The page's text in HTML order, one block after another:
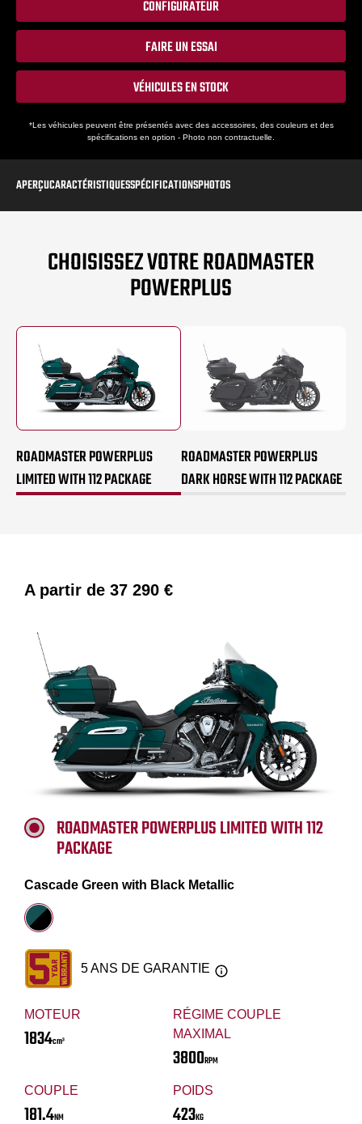
CONFIGURATEUR
FAIRE UN ESSAI
VÉHICULES EN STOCK
*Les véhicules peuvent être présentés avec des accessoires, des couleurs et des
spécifications en option - Photo non contractuelle.
APERÇUCARACTÉRISTIQUESSPÉCIFICATIONSPHOTOS
CHOISISSEZ VOTRE ROADMASTER
POWERPLUS
ROADMASTER POWERPLUS
LIMITED WITH 112 PACKAGE
ROADMASTER POWERPLUS
DARK HORSE WITH 112 PACKAGE
A partir de 37 290 €
MOTEUR
1834cm³
RÉGIME COUPLE
MAXIMAL
3800RPM
COUPLE
181.4NM
POIDS
423KG
ROADMASTER POWERPLUS LIMITED WITH 112
PACKAGE
Cascade Green with Black Metallic
5 ANS DE GARANTIE